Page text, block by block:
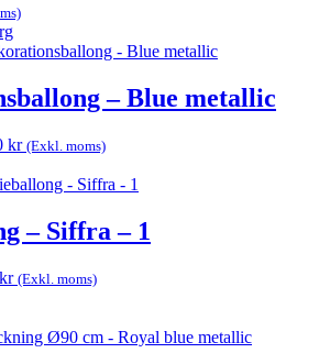
– Blue metallic
krPrisintervall:
till
(Exkl. moms)
– Siffra – 1
krPrisintervall:
37,20 kr
(Exkl. moms)